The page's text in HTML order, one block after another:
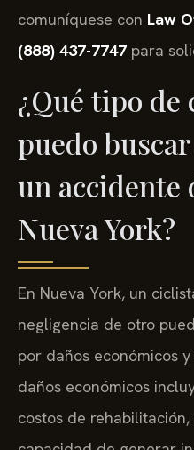
comuníquese con Law
(888) 437-7747 para
¿Qué tipo de
puedo
un accidente
Nueva York?
En Nueva York, un
negligencia de otro
por daños económicos
daños económicos
costos de